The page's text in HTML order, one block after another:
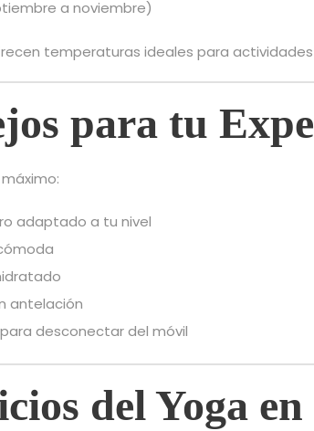
a noviembre)
temperaturas ideales para actividades
para tu
adaptado a tu nivel
antelación
desconectar del móvil
del Yoga